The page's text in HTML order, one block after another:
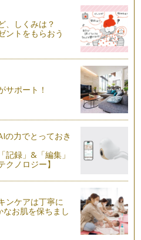
ムリエの岩本 香です。金木犀
感じま…
菜ソムリエの 岩本 香です。
代…
いく
菜ソムリエの 岩本 香です。9
わりま…
服しよう～
ィブ野菜ソムリエの 岩本 香で
が家は…
ィブ野菜ソムリエの 岩本 香
不安定な…
、しくみは？
ントをもらおう
サポート！
の力でとっておき
記録」&「編集」
ノロジー】
ンケアは丁寧に
なお肌を保ちまし